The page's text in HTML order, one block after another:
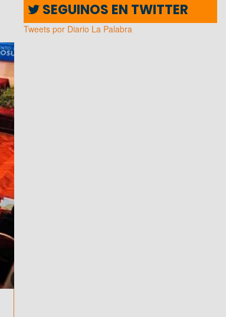
SEGUINOS EN TWITTER
Tweets por Diario La Palabra